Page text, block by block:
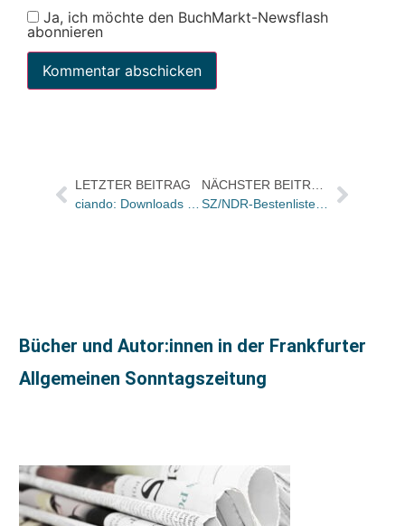
Ja, ich möchte den BuchMarkt-Newsflash
abonnieren
LETZTER BEITRAG
Bücher und Autor:innen in der Frankfurter
Allgemeinen Sonntagszeitung